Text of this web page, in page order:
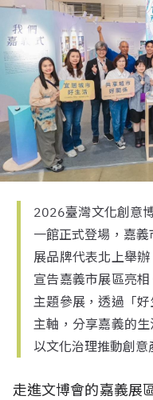
2026臺灣文化創意
一館正式登場，嘉
展品牌代表北上舉
宣告嘉義市展區亮
主題參展，透過「
主軸，分享嘉義的
以文化治理推動創意
走進文博會的嘉義展